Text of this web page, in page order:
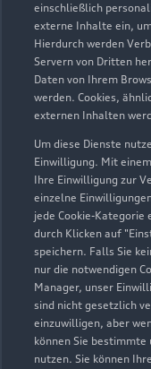
einschließlich
externe Inhalte ein,
Hierdurch werden
Servern von Dritten
Daten von Ihrem
werden. Cookies,
externen Inhalten
Um diese Dienste
Einwilligung. Mit
Ihre Einwilligung zur
einzelne
jede Cookie-Kategorie
durch Klicken auf
speichern. Falls Sie
nur die notwendigen
Manager, unser
sind nicht gesetzlich
einzuwilligen, aber
können Sie
nutzen. Sie können
71723
07148